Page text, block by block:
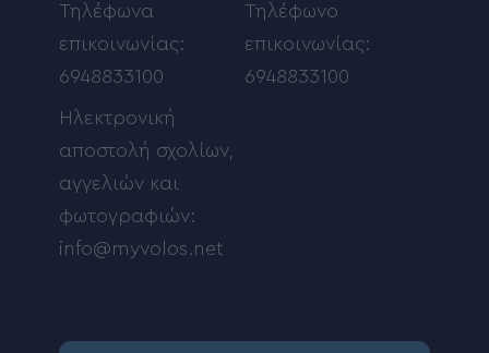
Τηλέφωνα
επικοινωνίας:
6948833100
Ηλεκτρονική
αποστολή σχολίων,
αγγελιών και
φωτογραφιών:
info@myvolos.net
Τηλέφωνο
επικοινωνίας:
6948833100